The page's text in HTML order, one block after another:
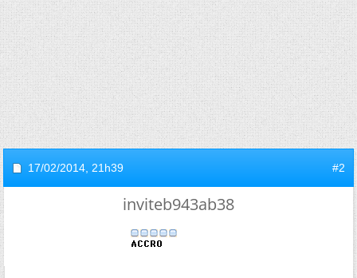
17/02/2014, 21h39 #2
inviteb943ab38